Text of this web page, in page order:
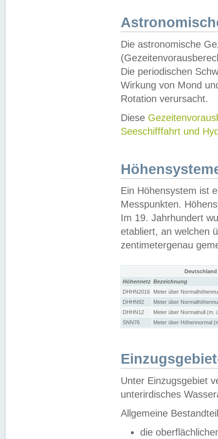
Die astronomische
Die periodischen
Wirkung von Mond
Rotation verursacht.
Diese
Seeschifffahrt und
Ein Höhensystem ist
Messpunkten.
Im 19. Jahrhundert
etabliert, an welchen
zentimetergenau
Höhennetz Bezeichnung
DHHN2016
Meter über
DHHN92
Meter über
DHHN12
Meter über Normalnull (m.
SNN76
Meter über Höhennormal
Unter Einzugsgebiet
unterirdisches
Allgemeine
die